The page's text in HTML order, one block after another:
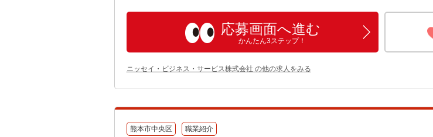
応募画面へ進む
かんたん3ステップ！
ニッセイ・ビジネス・サービス株式会社 の他の求人をみる
熊本市中央区 職業紹介